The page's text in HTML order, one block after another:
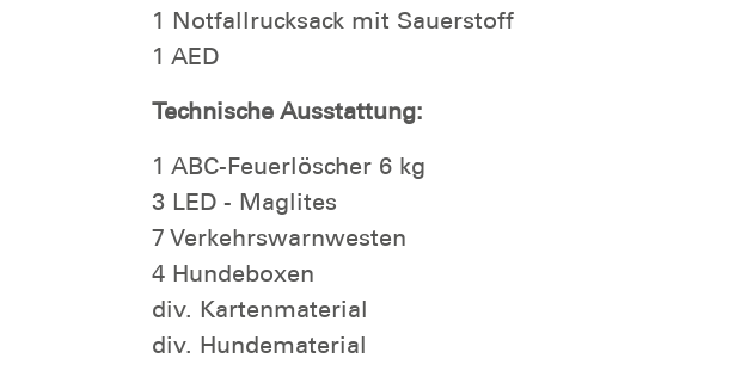
1 Notfallrucksack mit Sauerstoff
1 AED
Technische Ausstattung:
1 ABC-Feuerlöscher 6 kg
3 LED - Maglites
7 Verkehrswarnwesten
4 Hundeboxen
div. Kartenmaterial
div. Hundematerial